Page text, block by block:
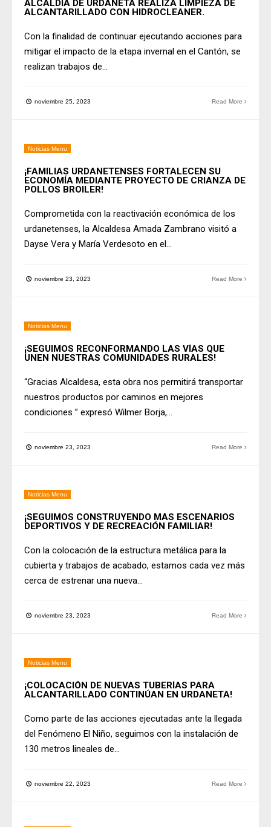
ALCALDIA DE URDANETA REALIZA LIMPIEZA DE
ALCANTARILLADO CON HIDROCLEANER.
Con la finalidad de continuar ejecutando acciones para
mitigar el impacto de la etapa invernal en el Cantón, se
realizan trabajos de...
noviembre 25, 2023 Read More
Noticias Menu
¡FAMILIAS URDANETENSES FORTALECEN SU
ECONOMÍA MEDIANTE PROYECTO DE CRIANZA DE
POLLOS BROILER!
Comprometida con la reactivación económica de los
urdanetenses, la Alcaldesa Amada Zambrano visitó a
Dayse Vera y María Verdesoto en el...
noviembre 23, 2023 Read More
Noticias Menu
¡SEGUIMOS RECONFORMANDO LAS VÍAS QUE
UNEN NUESTRAS COMUNIDADES RURALES!
“Gracias Alcaldesa, esta obra nos permitirá transportar
nuestros productos por caminos en mejores
condiciones ” expresó Wilmer Borja,...
noviembre 23, 2023 Read More
Noticias Menu
¡SEGUIMOS CONSTRUYENDO MÁS ESCENARIOS
DEPORTIVOS Y DE RECREACIÓN FAMILIAR!
Con la colocación de la estructura metálica para la
cubierta y trabajos de acabado, estamos cada vez más
cerca de estrenar una nueva...
noviembre 23, 2023 Read More
Noticias Menu
¡COLOCACIÓN DE NUEVAS TUBERÍAS PARA
ALCANTARILLADO CONTINÚAN EN URDANETA!
Como parte de las acciones ejecutadas ante la llegada
del Fenómeno El Niño, seguimos con la instalación de
130 metros lineales de...
noviembre 22, 2023 Read More